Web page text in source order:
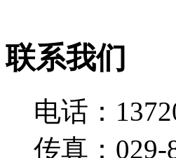
联系我们
电话：
传真：029-